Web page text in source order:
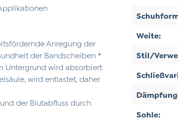
Anregung der
der Bandscheiben *
Untergrund wird absorbiert
wird entlastet, daher
der Blutabfluss durch
Weite:
Stil/
Sohle: